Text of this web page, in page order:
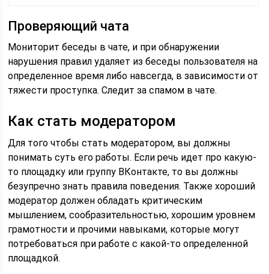
Проверяющий чата
Мониторит беседы в чате, и при обнаружении
нарушения правил удаляет из беседы пользователя на
определенное время либо навсегда, в зависимости от
тяжести проступка. Следит за спамом в чате.
Как стать модератором
Для того чтобы стать модератором, вы должны
понимать суть его работы. Если речь идет про какую-
то площадку или группу ВКонтакте, то вы должны
безупречно знать правила поведения. Также хороший
модератор должен обладать критическим
мышлением, сообразительностью, хорошим уровнем
грамотности и прочими навыками, которые могут
потребоваться при работе с какой-то определенной
площадкой.